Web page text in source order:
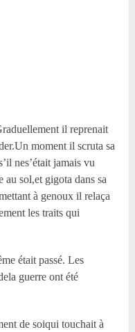
il reprenait
moment il scruta sa
nes’était jamais vu
au sol,et gigota dans sa
à genoux il relaça
les traits qui
était passé. Les
guerre ont été
de soiqui touchait à